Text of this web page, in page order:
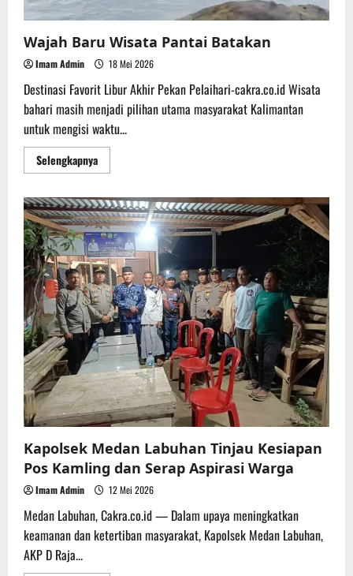
Wajah Baru Wisata Pantai Batakan
Imam Admin 18 Mei 2026
Destinasi Favorit Libur Akhir Pekan Pelaihari-cakra.co.id Wisata
bahari masih menjadi pilihan utama masyarakat Kalimantan
untuk mengisi waktu...
SelengkapnyaRead
more
Baru
Wisata
Pantai
Batakan
Kapolsek Medan Labuhan Tinjau Kesiapan
Pos Kamling dan Serap Aspirasi Warga
Imam Admin 12 Mei 2026
Medan Labuhan, Cakra.co.id — Dalam upaya meningkatkan
keamanan dan ketertiban masyarakat, Kapolsek Medan Labuhan,
AKP D Raja...